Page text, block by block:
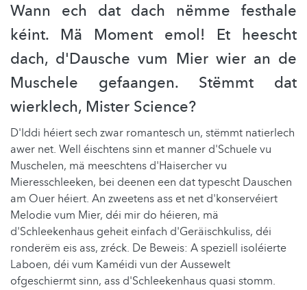
Wann ech dat dach nëmme festhale
kéint. Mä Moment emol! Et heescht
dach, d'Dausche vum Mier wier an de
Muschele gefaangen. Stëmmt dat
wierklech, Mister Science?
D'Iddi héiert sech zwar romantesch un, stëmmt natierlech
awer net. Well éischtens sinn et manner d'Schuele vu
Muschelen, mä meeschtens d'Haisercher vu
Mieresschleeken, bei deenen een dat typescht Dauschen
am Ouer héiert. An zweetens ass et net d'konservéiert
Melodie vum Mier, déi mir do héieren, mä
d'Schleekenhaus geheit einfach d'Geräischkuliss, déi
ronderëm eis ass, zréck. De Beweis: A speziell isoléierte
Laboen, déi vum Kaméidi vun der Aussewelt
ofgeschiermt sinn, ass d'Schleekenhaus quasi stomm.